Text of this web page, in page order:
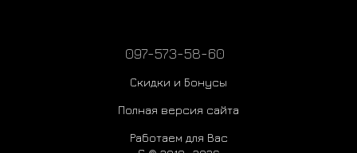
097-573-58-60
Скидки и Бонусы
Полная версия сайта
Работаем для Вас